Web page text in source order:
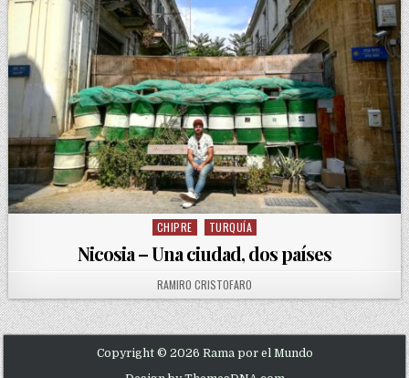
Posted in
CHIPRE TURQUÍA
Nicosia – Una ciudad, dos países
AUTHOR:
RAMIRO CRISTOFARO
Copyright © 2026 Rama por el Mundo